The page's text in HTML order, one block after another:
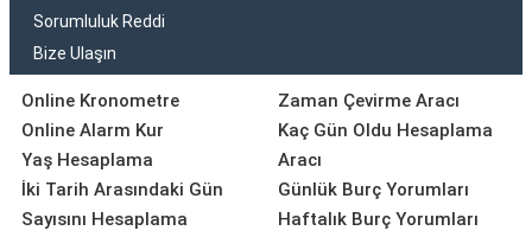
Sorumluluk Reddi
Bize Ulaşın
Online Kronometre
Online Alarm Kur
Yaş Hesaplama
İki Tarih Arasındaki Gün
Sayısını Hesaplama
Zaman Çevirme Aracı
Kaç Gün Oldu Hesaplama
Aracı
Günlük Burç Yorumları
Haftalık Burç Yorumları